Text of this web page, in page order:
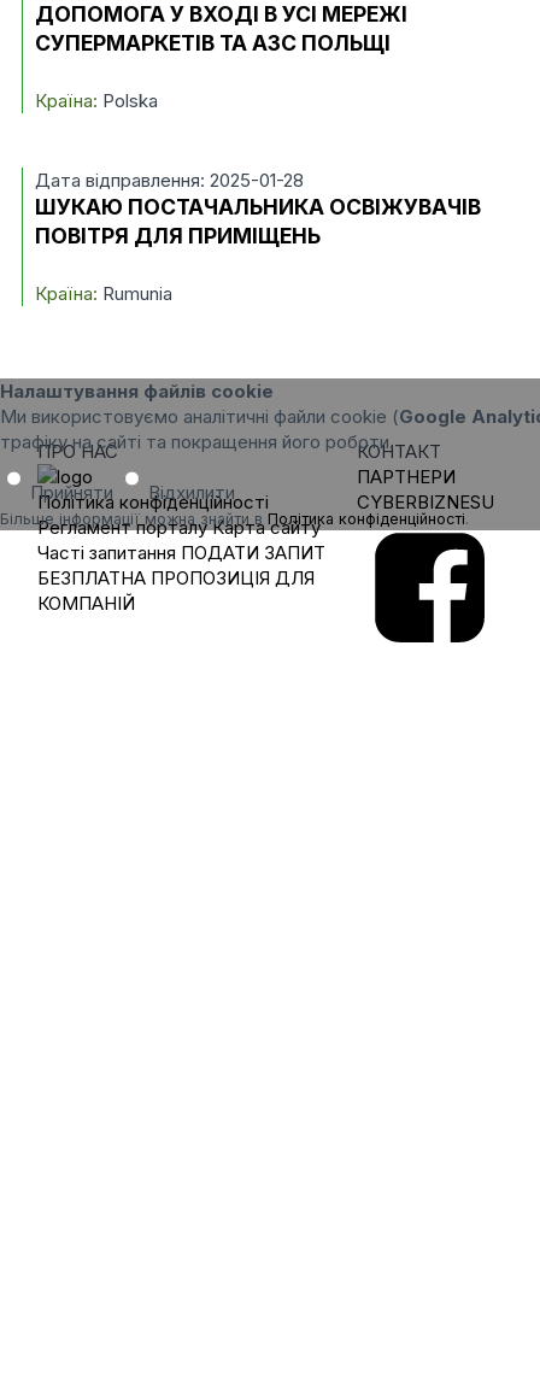
ДОПОМОГА У ВХОДІ В УСІ МЕРЕЖІ
СУПЕРМАРКЕТІВ ТА АЗС ПОЛЬЩІ
Країна: Polska
Дата відправлення: 2025-01-28
ШУКАЮ ПОСТАЧАЛЬНИКА ОСВІЖУВАЧІВ
ПОВІТРЯ ДЛЯ ПРИМІЩЕНЬ
Країна: Rumunia
Налаштування файлів cookie
Ми використовуємо аналітичні файли cookie (Google
трафіку на сайті та покращення його роботи.
Прийняти Відхилити
Більше інформації можна знайти в Політика конфіденційності.
ПРО НАС
Політика конфіденційності
Регламент порталу Карта сайту
Часті запитання ПОДАТИ ЗАПИТ
БЕЗПЛАТНА ПРОПОЗИЦІЯ ДЛЯ
КОМПАНІЙ
КОНТАКТ
ПАРТНЕРИ
CYBERBIZNESU